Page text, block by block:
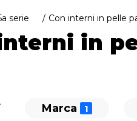
serie Con interni in pelle
in
Marca